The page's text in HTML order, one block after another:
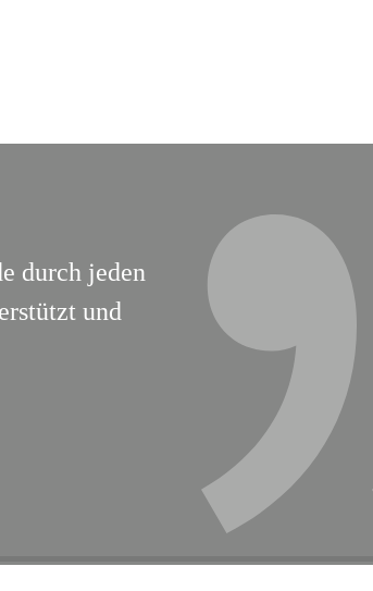
durch jeden
und